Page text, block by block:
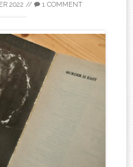
2022 // 1 COMMENT